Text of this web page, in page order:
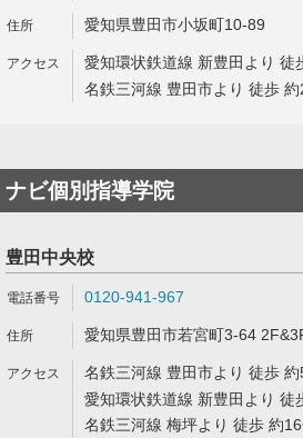
愛知県豊田市小坂町10-89
愛知環状鉄道線 新豊田より 徒
名鉄三河線 豊田市より 徒歩
ナビ個別指導学院
豊田中央校
0120-941-967
愛知県豊田市若宮町3-64
名鉄三河線 豊田市より 徒歩 約
愛知環状鉄道線 新豊田より 徒
名鉄三河線 梅坪より 徒歩 約